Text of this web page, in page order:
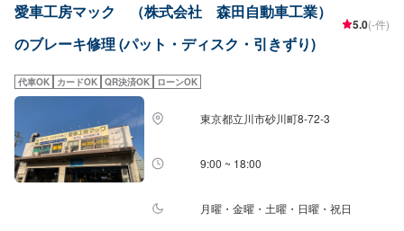
愛車工房マック （株式会社 森田自動車工業）
のブレーキ修理 (パット・ディスク・引きずり)
5.0(-件)
代車OK カードOK QR決済OK ローンOK
東京都立川市砂川町8-72-3
9:00 ~ 18:00
月曜・金曜・土曜・日曜・祝日